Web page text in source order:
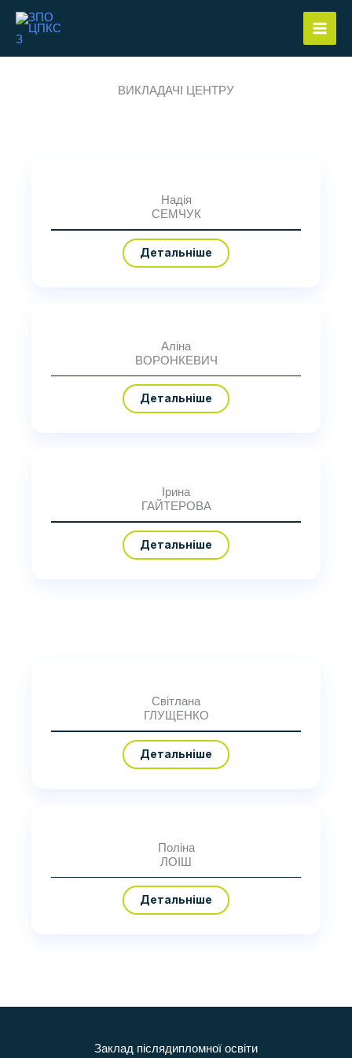
Перейти
ВИКЛАДАЧІ ЦЕНТРУ
Надія
СЕМЧУК
Детальніше
Аліна
ВОРОНКЕВИЧ
Детальніше
Ірина
ГАЙТЕРОВА
Детальніше
Світлана
ГЛУЩЕНКО
Детальніше
Поліна
ЛОІШ
Детальніше
Заклад післядипломної освіти